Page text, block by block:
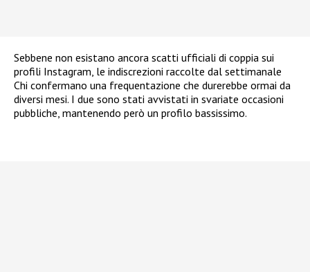
Sebbene non esistano ancora scatti ufficiali di coppia sui
profili Instagram, le indiscrezioni raccolte dal settimanale
Chi confermano una frequentazione che durerebbe ormai da
diversi mesi. I due sono stati avvistati in svariate occasioni
pubbliche, mantenendo però un profilo bassissimo.